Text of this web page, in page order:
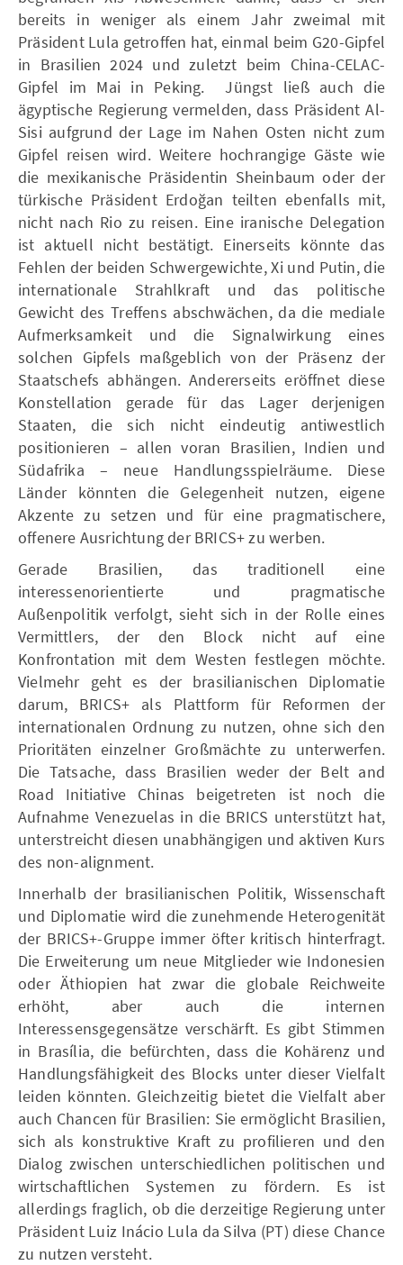
bereits in weniger als einem Jahr zweimal mit
Präsident Lula getroffen hat, einmal beim G20-Gipfel
in Brasilien 2024 und zuletzt beim China-CELAC-
Gipfel im Mai in Peking. Jüngst ließ auch die
ägyptische Regierung vermelden, dass Präsident Al-
Sisi aufgrund der Lage im Nahen Osten nicht zum
Gipfel reisen wird. Weitere hochrangige Gäste wie
die mexikanische Präsidentin Sheinbaum oder der
türkische Präsident Erdoğan teilten ebenfalls mit,
nicht nach Rio zu reisen. Eine iranische Delegation
ist aktuell nicht bestätigt. Einerseits könnte das
Fehlen der beiden Schwergewichte, Xi und Putin, die
internationale Strahlkraft und das politische
Gewicht des Treffens abschwächen, da die mediale
Aufmerksamkeit und die Signalwirkung eines
solchen Gipfels maßgeblich von der Präsenz der
Staatschefs abhängen. Andererseits eröffnet diese
Konstellation gerade für das Lager derjenigen
Staaten, die sich nicht eindeutig antiwestlich
positionieren – allen voran Brasilien, Indien und
Südafrika – neue Handlungsspielräume. Diese
Länder könnten die Gelegenheit nutzen, eigene
Akzente zu setzen und für eine pragmatischere,
offenere Ausrichtung der BRICS+ zu werben.
Gerade Brasilien, das traditionell eine
interessenorientierte und pragmatische
Außenpolitik verfolgt, sieht sich in der Rolle eines
Vermittlers, der den Block nicht auf eine
Konfrontation mit dem Westen festlegen möchte.
Vielmehr geht es der brasilianischen Diplomatie
darum, BRICS+ als Plattform für Reformen der
internationalen Ordnung zu nutzen, ohne sich den
Prioritäten einzelner Großmächte zu unterwerfen.
Die Tatsache, dass Brasilien weder der Belt and
Road Initiative Chinas beigetreten ist noch die
Aufnahme Venezuelas in die BRICS unterstützt hat,
unterstreicht diesen unabhängigen und aktiven Kurs
des non-alignment.
Innerhalb der brasilianischen Politik, Wissenschaft
und Diplomatie wird die zunehmende Heterogenität
der BRICS+-Gruppe immer öfter kritisch hinterfragt.
Die Erweiterung um neue Mitglieder wie Indonesien
oder Äthiopien hat zwar die globale Reichweite
erhöht, aber auch die internen
Interessensgegensätze verschärft. Es gibt Stimmen
in Brasília, die befürchten, dass die Kohärenz und
Handlungsfähigkeit des Blocks unter dieser Vielfalt
leiden könnten. Gleichzeitig bietet die Vielfalt aber
auch Chancen für Brasilien: Sie ermöglicht Brasilien,
sich als konstruktive Kraft zu profilieren und den
Dialog zwischen unterschiedlichen politischen und
wirtschaftlichen Systemen zu fördern. Es ist
allerdings fraglich, ob die derzeitige Regierung unter
Präsident Luiz Inácio Lula da Silva (PT) diese Chance
zu nutzen versteht.